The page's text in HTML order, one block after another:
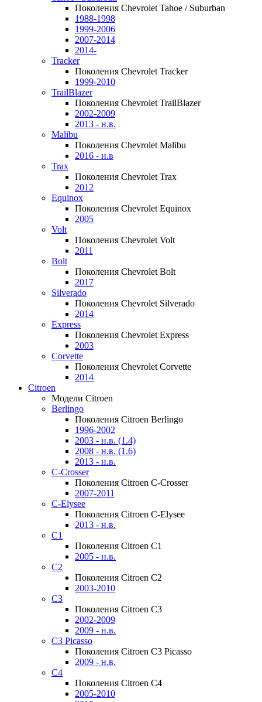
Поколения Chevrolet Tahoe / Suburban
1988-1998
1999-2006
2007-2014
2014-
Tracker
Поколения Chevrolet Tracker
1999-2010
TrailBlazer
Поколения Chevrolet TrailBlazer
2002-2009
2013 - н.в.
Malibu
Поколения Chevrolet Malibu
2016 - н.в
Trax
Поколения Chevrolet Trax
2012
Equinox
Поколения Chevrolet Equinox
2005
Volt
Поколения Chevrolet Volt
2011
Bolt
Поколения Chevrolet Bolt
2017
Silverado
Поколения Chevrolet Silverado
2014
Express
Поколения Chevrolet Express
2003
Corvette
Поколения Chevrolet Corvette
2014
Citroen
Модели Citroen
Berlingo
Поколения Citroen Berlingo
1996-2002
2003 - н.в. (1.4)
2008 - н.в. (1.6)
2013 - н.в.
C-Crosser
Поколения Citroen C-Crosser
2007-2011
C-Elysee
Поколения Citroen C-Elysee
2013 - н.в.
C1
Поколения Citroen C1
2005 - н.в.
C2
Поколения Citroen C2
2003-2010
C3
Поколения Citroen C3
2002-2009
2009 - н.в.
C3 Picasso
Поколения Citroen C3 Picasso
2009 - н.в.
C4
Поколения Citroen C4
2005-2010